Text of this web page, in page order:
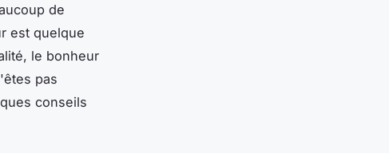
de
est quelque
le bonheur
pas
conseils